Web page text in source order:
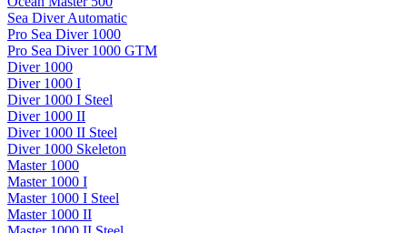
Sea Diver Automatic
Pro Sea Diver 1000
Pro Sea Diver 1000 GTM
Diver 1000
Diver 1000 I
Diver 1000 I Steel
Diver 1000 II
Diver 1000 II Steel
Diver 1000 Skeleton
Master 1000
Master 1000 I
Master 1000 I Steel
Master 1000 II